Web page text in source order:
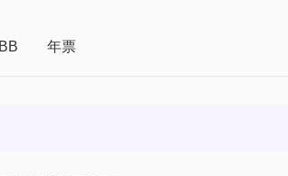
年票